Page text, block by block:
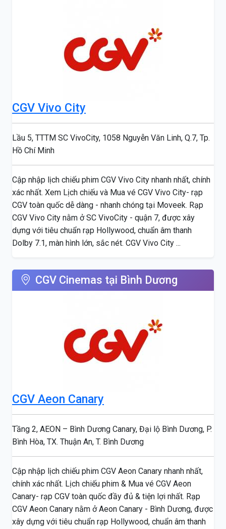
CGV Vivo City
Lầu 5, TTTM SC VivoCity, 1058 Nguyễn Văn Linh, Q.7, Tp.
Hồ Chí Minh
Cập nhập lịch chiếu phim CGV Vivo City nhanh nhất, chính
xác nhất. Xem Lịch chiếu và Mua vé CGV Vivo City- rạp
CGV toàn quốc dễ dàng - nhanh chóng tại Moveek. Rạp
CGV Vivo City nằm ở SC VivoCity - quận 7, được xây
dựng với tiêu chuẩn rạp Hollywood, chuẩn âm thanh
Dolby 7.1, màn hình lớn, sắc nét. CGV Vivo City ...
CGV Cinemas tại Bình Dương
CGV Aeon Canary
Tầng 2, AEON – Bình Dương Canary, Đại lộ Bình Dương, P.
Bình Hòa, TX. Thuận An, T. Bình Dương
Cập nhập lịch chiếu phim CGV Aeon Canary nhanh nhất,
chính xác nhất. Lịch chiếu phim & Mua vé CGV Aeon
Canary- rạp CGV toàn quốc đầy đủ & tiện lợi nhất. Rạp
CGV Aeon Canary nằm ở Aeon Canary - Bình Dương, được
xây dựng với tiêu chuẩn rạp Hollywood, chuẩn âm thanh